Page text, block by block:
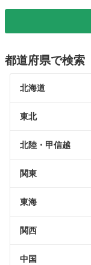
都道府県で検索
北海道
東北
北陸・甲信越
関東
東海
関西
中国